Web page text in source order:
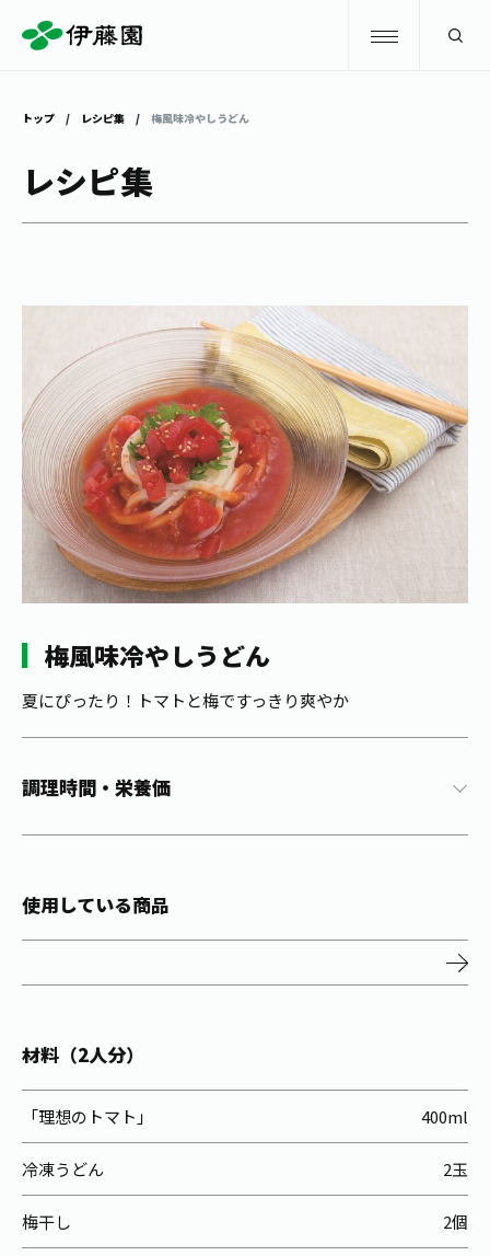
お〜いお茶
健康ミネラルむぎ茶
TULLY'S COFFEE
1日分の野菜
商品情報
ブランドから探す
カテゴリーから探す
キーワードから探す
お茶を知る・楽しむ
お茶を知る・楽しむ
お茶を楽しむ
お茶のいれ方
動画ギャラリー
レシピ集
ウェルネスフォーラム
お茶の妖精
体験・イベント
体験・イベント
見学・体験
工場見学
お茶の複合型博物館
食育・イベント
未来の桜プロジェクト
店舗・通販
店舗・通販
伊藤園の店舗トップ
茶寮伊藤園
店舗検索
THE ITOEN
健康体
お客様相談室
企業情報 GLOBAL
トップ レシピ集 梅風味冷やしうどん
レシピ集
梅風味冷やしうどん
夏にぴったり！トマトと梅ですっきり爽やか
調理時間・栄養価
使用している商品
材料（2人分）
「理想のトマト」 400ml
冷凍うどん 2玉
梅干し 2個